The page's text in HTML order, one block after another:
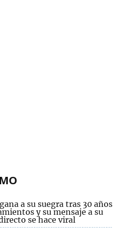
a su suegra tras 30 años
y su mensaje a su
se hace viral